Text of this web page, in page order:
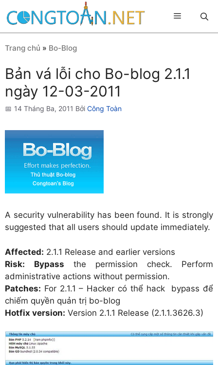
đến
Menu
Trang chủ » Bo-Blog
Bản vá lỗi cho Bo-blog 2.1.1
ngày 12-03-2011
14 Tháng Ba, 2011 Bởi Công Toàn
A security vulnerability has been found. It is strongly
suggested that all users should update immediately.
Affected: 2.1.1 Release and earlier versions
Risk:
Bypass the permission check. Perform
administrative actions without permission.
Patches: For 2.1.1 – Hacker có thể hack bypass để
chiếm quyền quản trị bo-blog
Hotfix version: Version 2.1.1 Release (2.1.1.3626.3)